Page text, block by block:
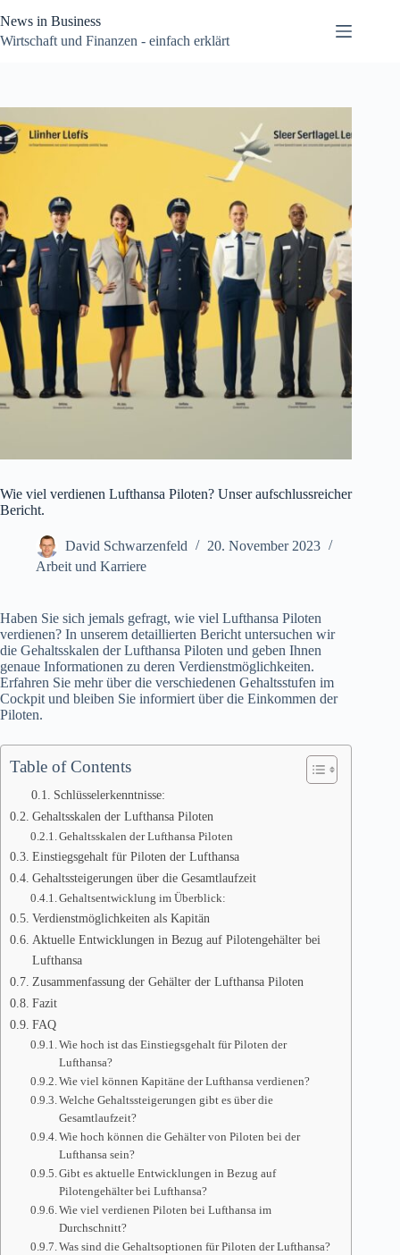
Inhalt
springen
News in Business
Wirtschaft und Finanzen - einfach erklärt
Wie viel verdienen Lufthansa Piloten? Unser aufschlussreicher
Bericht.
David Schwarzenfeld
20. November 2023
Arbeit und Karriere
Haben Sie sich jemals gefragt, wie viel Lufthansa Piloten
verdienen? In unserem detaillierten Bericht untersuchen wir
die Gehaltsskalen der Lufthansa Piloten und geben Ihnen
genaue Informationen zu deren Verdienstmöglichkeiten.
Erfahren Sie mehr über die verschiedenen Gehaltsstufen im
Cockpit und bleiben Sie informiert über die Einkommen der
Piloten.
Table of Contents
Schlüsselerkenntnisse:
Gehaltsskalen der Lufthansa Piloten
Gehaltsskalen der Lufthansa Piloten
Einstiegsgehalt für Piloten der Lufthansa
Gehaltssteigerungen über die Gesamtlaufzeit
Gehaltsentwicklung im Überblick:
Verdienstmöglichkeiten als Kapitän
Aktuelle Entwicklungen in Bezug auf Pilotengehälter bei
Lufthansa
Zusammenfassung der Gehälter der Lufthansa Piloten
Fazit
FAQ
Wie hoch ist das Einstiegsgehalt für Piloten der
Lufthansa?
Wie viel können Kapitäne der Lufthansa verdienen?
Welche Gehaltssteigerungen gibt es über die
Gesamtlaufzeit?
Wie hoch können die Gehälter von Piloten bei der
Lufthansa sein?
Gibt es aktuelle Entwicklungen in Bezug auf
Pilotengehälter bei Lufthansa?
Wie viel verdienen Piloten bei Lufthansa im
Durchschnitt?
Was sind die Gehaltsoptionen für Piloten der Lufthansa?